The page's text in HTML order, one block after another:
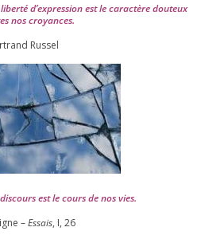
d’expression est le carac­tère dou­teux
nos croyances.
Russel
est le cours de nos vies.
–Essais, I, 26